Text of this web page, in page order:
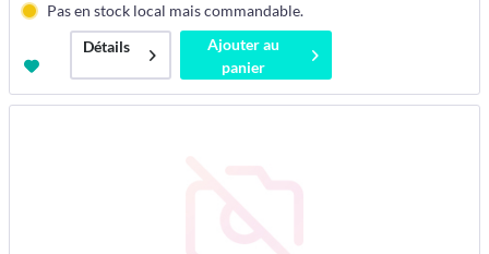
Pas en stock local mais commandable.
Détails
Ajouter au
panier